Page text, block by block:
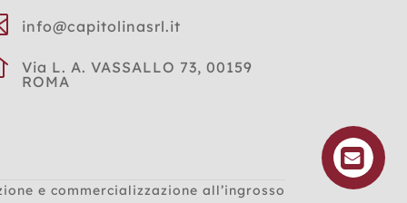
info@capitolinasrl.it
Via L. A. VASSALLO 73, 00159
ROMA
e commercializzazione all’ingrosso